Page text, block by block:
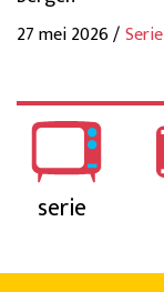
27 mei 2026 /Serie
serie